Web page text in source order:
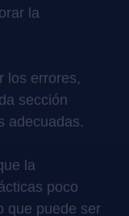
la
los errores,
sección
adecuadas.
la
poco
que puede ser